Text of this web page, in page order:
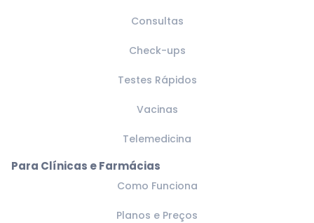
Consultas
Check-ups
Testes Rápidos
Vacinas
Telemedicina
Para Clínicas e Farmácias
Como Funciona
Planos e Preços